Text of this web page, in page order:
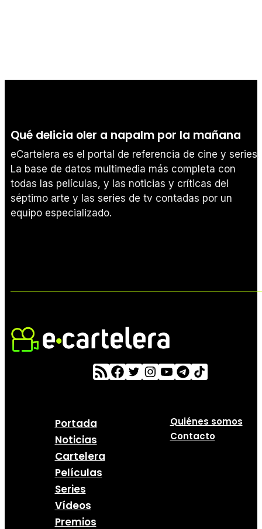
Qué delicia oler a napalm por la mañana
eCartelera es el portal de referencia de cine y series.
La base de datos multimedia más completa con
todas las películas, y las noticias y críticas del
séptimo arte y las series de tv contadas por un
equipo especializado.
Portada
Noticias
Cartelera
Películas
Series
Vídeos
Premios
Quiénes somos
Contacto